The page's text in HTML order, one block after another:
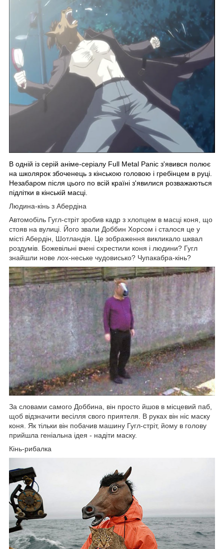
В одній із серій аніме-серіалу Full Metal Panic з'явився полює
на школярок збоченець з кінською головою і гребінцем в руці.
Незабаром після цього по всій країні з'явилися розважаються
підлітки в кінській масці.
Людина-кінь з Абердіна
Автомобіль Гугл-стріт зробив кадр з хлопцем в масці коня, що
стояв на вулиці. Його звали Доббин Хорсом і сталося це у
місті Абердін, Шотландія. Це зображення викликало шквал
роздумів. Божевільні вчені схрестили коня і людини? Гугл
знайшли нове лох-неське чудовисько? Чупакабра-кінь?
За словами самого Доббина, він просто йшов в місцевий паб,
щоб відзначити весілля свого приятеля. В руках він ніс маску
коня. Як тільки він побачив машину Гугл-стріт, йому в голову
прийшла геніальна ідея - надіти маску.
Кінь-рибалка